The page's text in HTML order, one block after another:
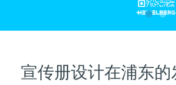
宣传册设计在浦东